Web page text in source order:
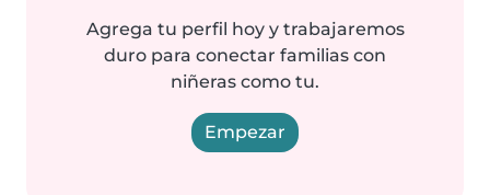
Agrega tu perfil hoy y trabajaremos
duro para conectar familias con
niñeras como tu.
Empezar